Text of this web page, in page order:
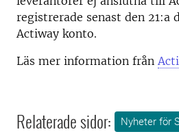
registrerade senast den 21:a
Actiway konto.
Läs mer information från
Relaterade sidor: Nyheter för